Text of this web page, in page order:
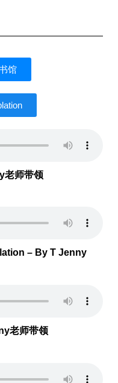
馆
老师带领
– By T Jenny
老师带领